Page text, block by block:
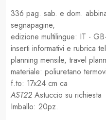
336 pag. sab. e dom.
segnapagine,
edizione multilingue: IT -
inserti informativi e rubrica
planning mensile, travel
materiale: poliuretano
f.to: 17x24 cm ca
AST22 Astuccio su richiesta
Imballo: 20pz.